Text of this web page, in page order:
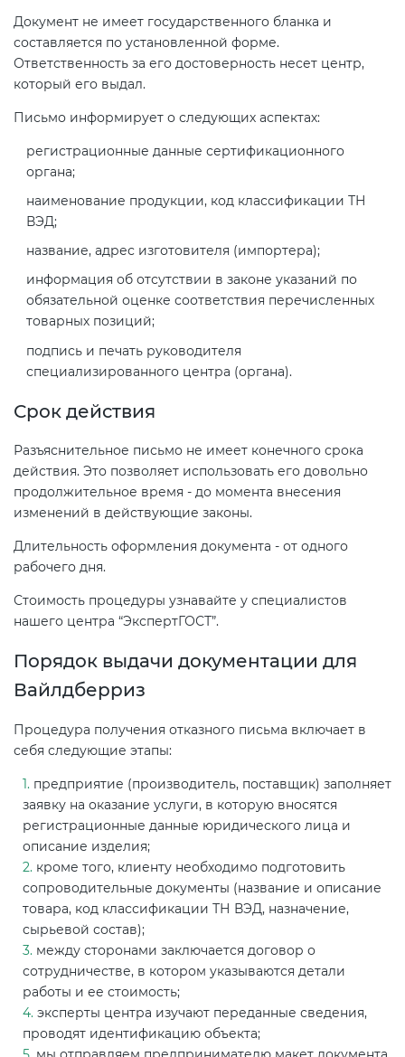
Документ не имеет государственного бланка и
составляется по установленной форме.
Ответственность за его достоверность несет центр,
который его выдал.
Письмо информирует о следующих аспектах:
регистрационные данные сертификационного
органа;
наименование продукции, код классификации ТН
ВЭД;
название, адрес изготовителя (импортера);
информация об отсутствии в законе указаний по
обязательной оценке соответствия перечисленных
товарных позиций;
подпись и печать руководителя
специализированного центра (органа).
Срок действия
Разъяснительное письмо не имеет конечного срока
действия. Это позволяет использовать его довольно
продолжительное время - до момента внесения
изменений в действующие законы.
Длительность оформления документа - от одного
рабочего дня.
Стоимость процедуры узнавайте у специалистов
нашего центра “ЭкспертГОСТ”.
Порядок выдачи документации для
Вайлдберриз
Процедура получения отказного письма включает в
себя следующие этапы:
предприятие (производитель, поставщик) заполняет
заявку на оказание услуги, в которую вносятся
регистрационные данные юридического лица и
описание изделия;
кроме того, клиенту необходимо подготовить
сопроводительные документы (название и описание
товара, код классификации ТН ВЭД, назначение,
сырьевой состав);
между сторонами заключается договор о
сотрудничестве, в котором указываются детали
работы и ее стоимость;
эксперты центра изучают переданные сведения,
проводят идентификацию объекта;